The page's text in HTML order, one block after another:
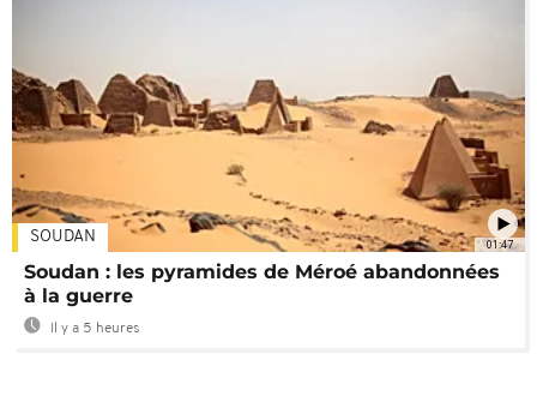
01:47
SOUDAN
Soudan : les pyramides de Méroé abandonnées
à la guerre
Il y a 5 heures